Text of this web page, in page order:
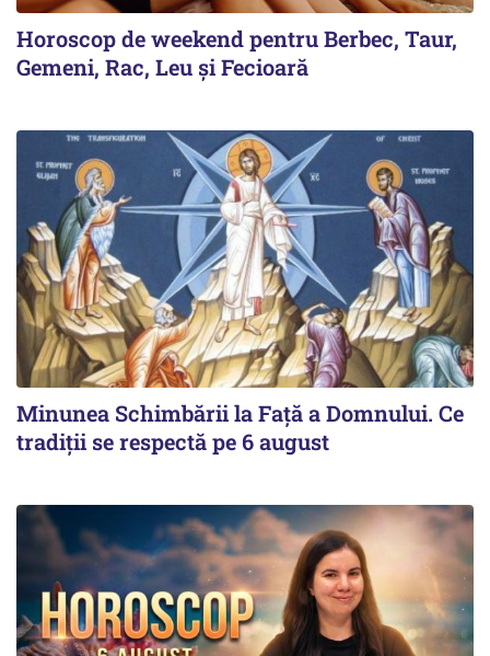
Horoscop de weekend pentru Berbec, Taur,
Gemeni, Rac, Leu și Fecioară
Minunea Schimbării la Față a Domnului. Ce
tradiții se respectă pe 6 august